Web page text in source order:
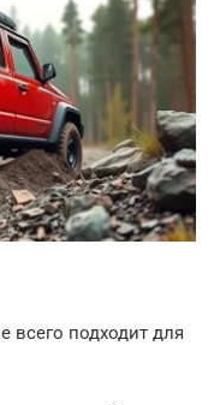
всего подходит для